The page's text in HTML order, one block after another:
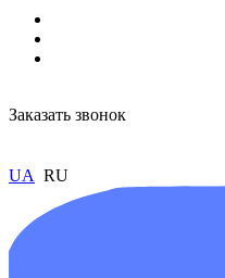
Заказать звонок
UA RU